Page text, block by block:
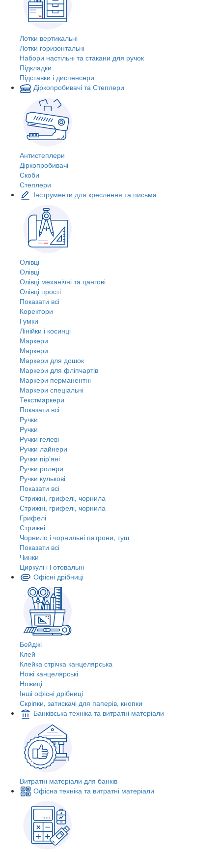
Лотки вертикальні
Лотки горизонтальні
Набори настільні та стакани для ручок
Підкладки
Підставки і диспенсери
Діркопробивачі та Степлери
Антистеплери
Діркопробивачі
Скоби
Степлери
Інструменти для креслення та письма
Олівці
Олівці
Олівці механічні та цангові
Олівці прості
Показати всі
Коректори
Гумки
Лінійки і косинці
Маркери
Маркери
Маркери для дошок
Маркери для фліпчартів
Маркери перманентні
Маркери спеціальні
Текстмаркери
Показати всі
Ручки
Ручки
Ручки гелеві
Ручки лайнери
Ручки пір'яні
Ручки ролери
Ручки кулькові
Показати всі
Стрижні, грифелі, чорнила
Стрижні, грифелі, чорнила
Грифелі
Стрижні
Чорнило і чорнильні патрони, туш
Показати всі
Чинки
Циркулі і Готовальні
Офісні дрібниці
Бейджі
Клей
Клейка стрічка канцелярська
Ножі канцелярські
Ножиці
Інші офісні дрібниці
Скріпки, затискачі для паперів, кнопки
Банківська техніка та витратні матеріали
Витратні матеріали для банків
Офісна техніка та витратні матеріали